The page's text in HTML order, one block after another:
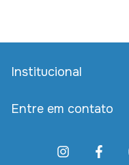
Institucional
Entre em contato